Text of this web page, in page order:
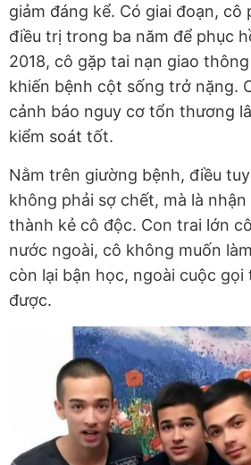
giảm đáng kể. Có giai đoạn, cô
điều trị trong ba năm để phục
2018, cô gặp tai nạn giao
khiến bệnh cột sống trở nặng.
cảnh báo nguy cơ tổn thương
kiểm soát tốt.
Nằm trên giường bệnh, điều
không phải sợ chết, mà là
thành kẻ cô độc. Con trai lớn
nước ngoài, cô không muốn
còn lại bận học, ngoài cuộc gọi
được.